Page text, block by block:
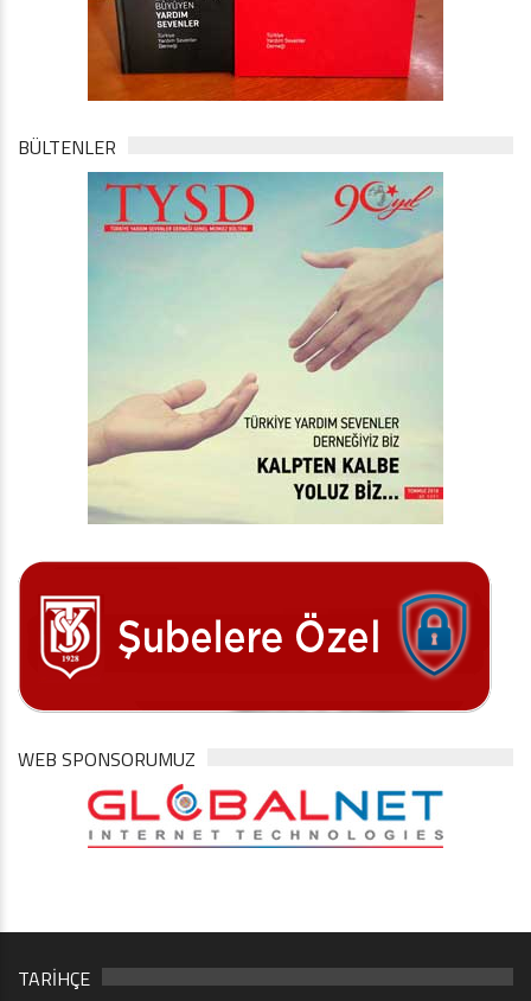
BÜLTENLER
WEB SPONSORUMUZ
TARİHÇE